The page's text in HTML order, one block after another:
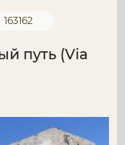
163162
путь (Via